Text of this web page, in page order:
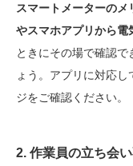
スマートメーターの
やスマホアプリから電
ときにその場で確認
ょう。アプリに対応
ジをご確認ください。
2. 作業員の立ち会